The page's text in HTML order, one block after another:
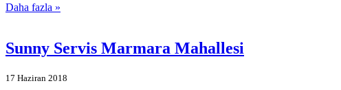
Daha fazla »
Sunny Servis Marmara Mahallesi
17 Haziran 2018